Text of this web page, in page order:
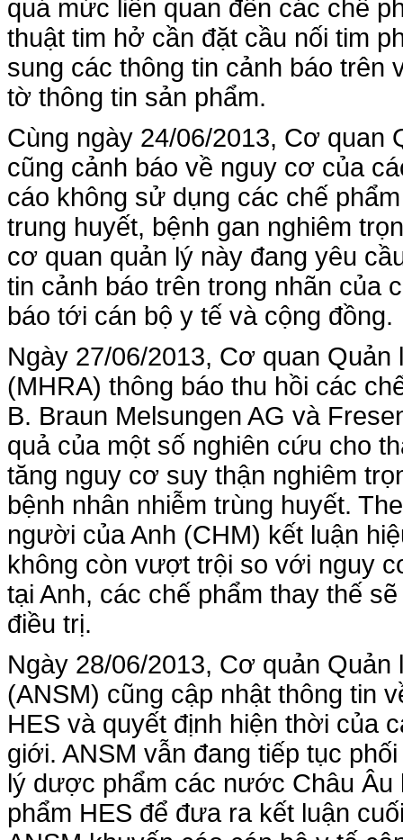
quá mức liên quan đến các chế
thuật tim hở cần đặt cầu nối tim
sung các thông tin cảnh báo trên
tờ thông tin sản phẩm.
Cùng ngày 24/06/2013, Cơ quan
cũng cảnh báo về nguy cơ của
cáo không sử dụng các chế
trung huyết, bệnh gan nghiêm
cơ quan quản lý này đang yêu
tin cảnh báo trên trong nhãn của
báo tới cán bộ y tế và cộng đồng.
Ngày 27/06/2013, Cơ quan
(MHRA) thông báo thu hồi các
B. Braun Melsungen AG và
quả của một số nghiên cứu cho
tăng nguy cơ suy thận nghiêm
bệnh nhân nhiễm trùng huyết.
người của Anh (CHM) kết luận
không còn vượt trội so với nguy
tại Anh, các chế phẩm thay thế
điều trị.
Ngày 28/06/2013, Cơ quản
(ANSM) cũng cập nhật thông tin
HES và quyết định hiện thời của
giới. ANSM vẫn đang tiếp tục
lý dược phẩm các nước Châu
phẩm HES để đưa ra kết luận